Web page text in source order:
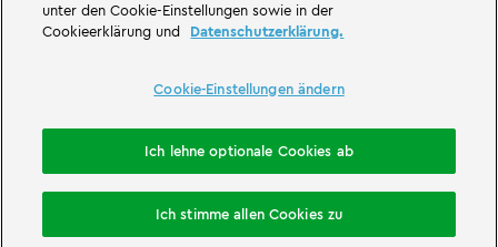
LEGOLAND Deutschland Resort ist Teil der Merlin Entertainments Group.
LEGO, das LEGO Logo, die Konfigurationen des Steines und der Noppen,
THE LEGO® MOVIE © & ™ LEGO Group & Warner Bros. Entertainment Inc. All
Übernachtung buchen
unter den Cookie-Einstellungen sowie in der
Cookieerklärung und
Datenschutzerklärung.
Cookie-Einstellungen ändern
Ich lehne optionale Cookies ab
Ich stimme allen Cookies zu